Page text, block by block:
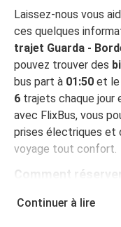
Laissez-nous vous
ces quelques
trajet Guarda -
pouvez trouver des
bus part à 01:50 et le
6 trajets chaque jour
avec FlixBus, vous
prises électriques et
voyage tout confort.
Comment
Continuer à lire